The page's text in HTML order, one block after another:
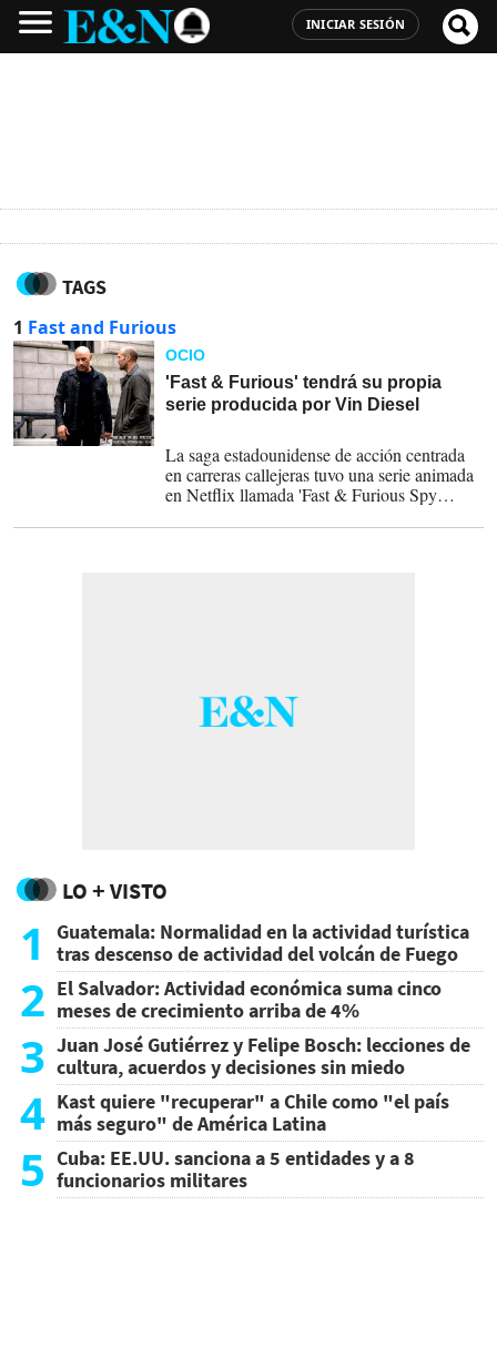
INICIAR SESIÓN
TAGS
1 Fast and Furious
OCIO
'Fast & Furious' tendrá su propia
serie producida por Vin Diesel
La saga estadounidense de acción centrada
en carreras callejeras tuvo una serie animada
en Netflix llamada 'Fast & Furious Spy
2019 y 2021.
LO + VISTO
1
Guatemala: Normalidad en la actividad turística
tras descenso de actividad del volcán de Fuego
2 El Salvador: Actividad económica suma cinco
meses de crecimiento arriba de 4%
3 Juan José Gutiérrez y Felipe Bosch: lecciones de
cultura, acuerdos y decisiones sin miedo
4 Kast quiere "recuperar" a Chile como "el país
más seguro" de América Latina
5 Cuba: EE.UU. sanciona a 5 entidades y a 8
funcionarios militares